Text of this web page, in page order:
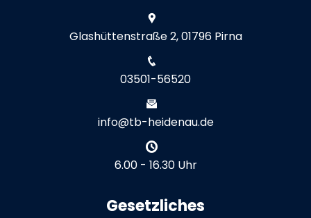
Glashüttenstraße 2, 01796 Pirna
03501-56520
info@tb-heidenau.de
6.00 - 16.30 Uhr
Gesetzliches